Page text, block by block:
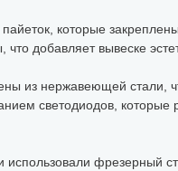
которые
добавляет вывеске
из нержавеющей стали,
светодиодов,
использовали фрезерный